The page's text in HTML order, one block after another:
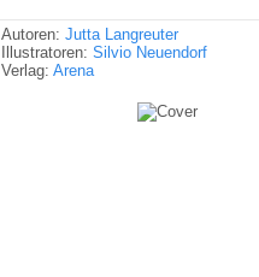
Autoren: Jutta Langreuter
Illustratoren: Silvio Neuendorf
Verlag: Arena